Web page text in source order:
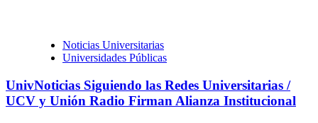
Noticias Universitarias
Universidades Públicas
UnivNoticias Siguiendo las Redes Universitarias /
UCV y Unión Radio Firman Alianza Institucional